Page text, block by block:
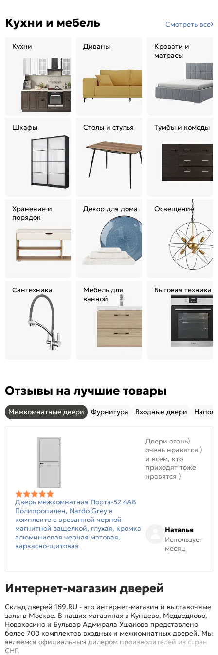
Кухни и мебель Смотреть все
Кухни Диваны
Кровати и
матрасы
Шкафы Столы и стулья Тумбы и комоды
Хранение и
порядок
Декор для дома Освещение
Сантехника
Мебель для
ванной
Бытовая техника
Отзывы на лучшие товары
Межкомнатные двери Фурнитура Входные двери
Дверь межкомнатная Порта-52 4AB
Полипропилен, Nardo Grey в
комплекте с врезанной черной
магнитной защелкой, глухая, кромка
алюминиевая черная матовая,
каркасно-щитовая
Двери огонь)
очень нравятся )
и всем, кто
приходят тоже
нравятся )
Наталья
Использует
месяц
Интернет-магазин дверей
Склад дверей 169.RU - это интернет-магазин и выставочные
залы в Москве. В наших магазинах в Кунцево, Медведково,
Новокосино и Бульвар Адмирала Ушакова представлено
более 700 комплектов входных и межкомнатных дверей. Мы
являемся официальным дилером производителей из стран
СНГ.